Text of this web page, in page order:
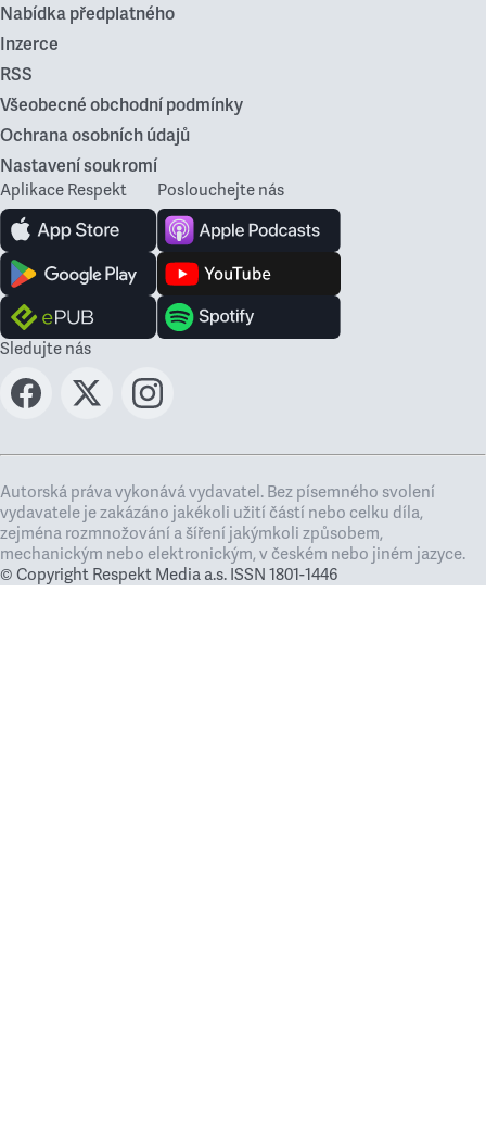
Nabídka předplatného
Inzerce
RSS
Všeobecné obchodní podmínky
Ochrana osobních údajů
Nastavení soukromí
Aplikace Respekt Poslouchejte nás
Sledujte nás
Autorská práva vykonává vydavatel. Bez písemného svolení
vydavatele je zakázáno jakékoli užití částí nebo celku díla,
zejména rozmnožování a šíření jakýmkoli způsobem,
mechanickým nebo elektronickým, v českém nebo jiném jazyce.
© Copyright Respekt Media a.s. ISSN 1801-1446